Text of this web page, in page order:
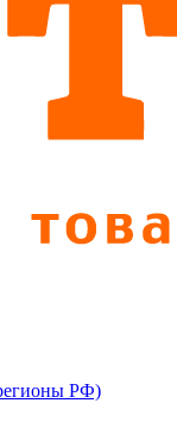
РФ)